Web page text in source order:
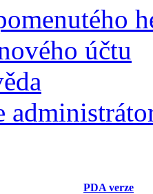
účtu
PDA verze